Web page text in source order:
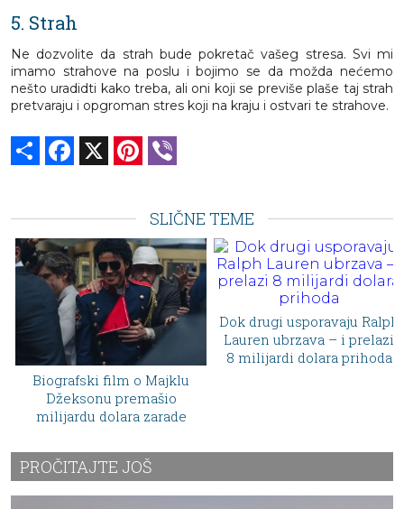
5. Strah
Ne dozvolite da strah bude pokretač vašeg stresa. Svi mi
imamo strahove na poslu i bojimo se da možda nećemo
nešto uradidti kako treba, ali oni koji se previše plaše taj strah
pretvaraju i opgroman stres koji na kraju i ostvari te strahove.
Share Facebook Pinterest
SLIČNE TEME
Biografski film o Majklu
Džeksonu premašio
milijardu dolara zarade
Dok drugi usporavaju Ralph
Lauren ubrzava – i prelazi
8 milijardi dolara prihoda
PROČITAJTE JOŠ